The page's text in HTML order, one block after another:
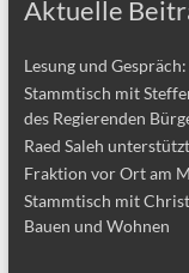
Aktuelle
Lesung und
Stammtisch mit
des Regierenden
Raed Saleh
Fraktion vor Ort am
Stammtisch mit
Bauen und Wohnen